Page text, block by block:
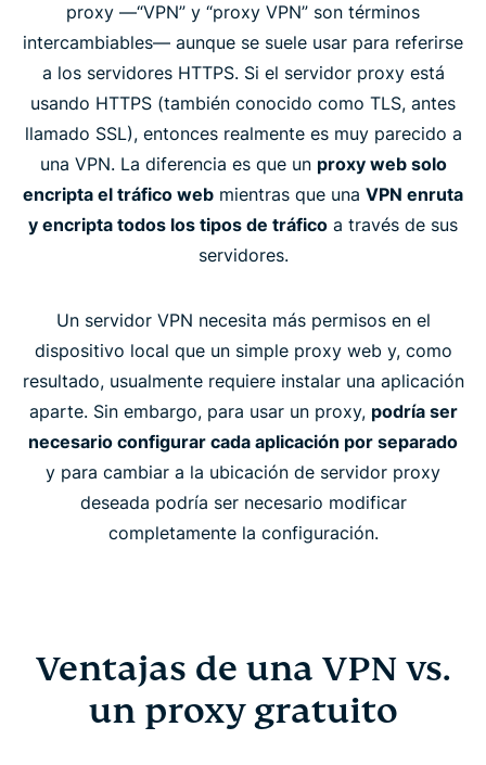
proxy —“VPN” y “proxy VPN” son términos
intercambiables— aunque se suele usar para referirse
a los servidores HTTPS. Si el servidor proxy está
usando HTTPS (también conocido como TLS, antes
llamado SSL), entonces realmente es muy parecido a
una VPN. La diferencia es que un proxy web solo
encripta el tráfico web mientras que una VPN enruta
y encripta todos los tipos de tráfico a través de sus
servidores.
Un servidor VPN necesita más permisos en el
dispositivo local que un simple proxy web y, como
resultado, usualmente requiere instalar una aplicación
aparte. Sin embargo, para usar un proxy, podría ser
necesario configurar cada aplicación por separado
y para cambiar a la ubicación de servidor proxy
deseada podría ser necesario modificar
completamente la configuración.
Ventajas de una VPN vs.
un proxy gratuito